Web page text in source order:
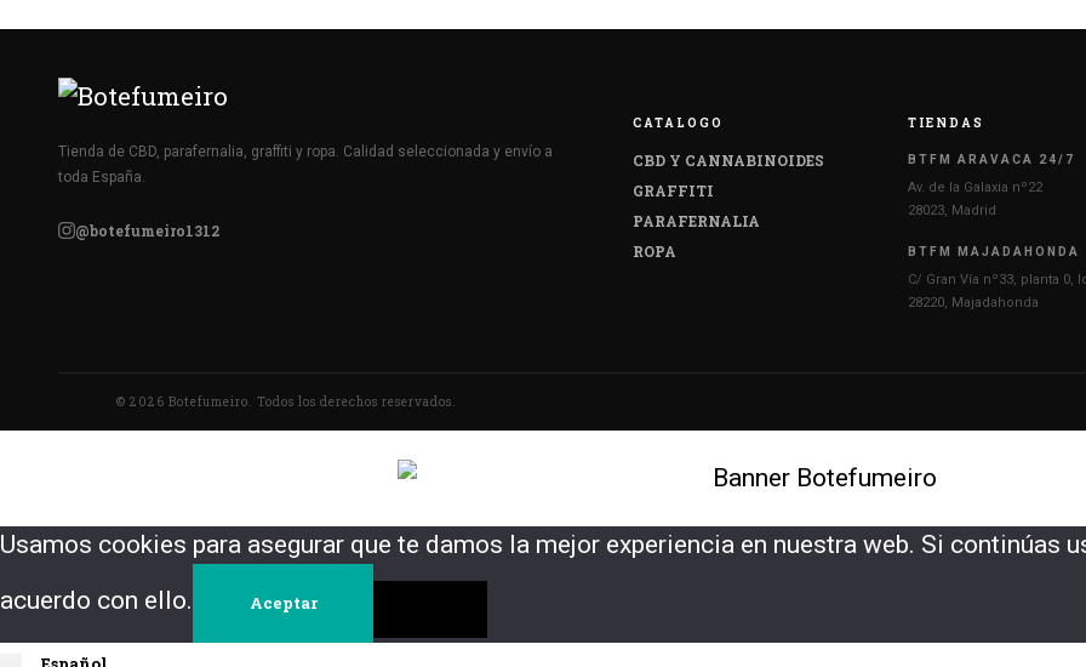
Tienda de CBD, parafernalia, graffiti y ropa. Calidad seleccionada y envío a
toda España.
@botefumeiro1312
CATALOGO
CBD Y CANNABINOIDES
GRAFFITI
PARAFERNALIA
ROPA
TIENDAS
BTFM ARAVACA 24/7
Av. de la Galaxia nº22
28023, Madrid
BTFM MAJADAHONDA
C/ Gran Vía nº33, planta 0,
28220, Majadahonda
© 2026 Botefumeiro. Todos los derechos reservados.
Usamos cookies para asegurar que te damos la mejor experiencia en nuestra web. Si continúas
acuerdo con ello.
Aceptar